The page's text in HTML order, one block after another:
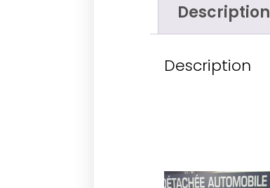
Description
Description